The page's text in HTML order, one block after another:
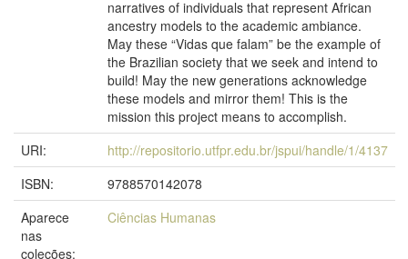
narratives of individuals that represent African
ancestry models to the academic ambiance.
May these “Vidas que falam” be the example of
the Brazilian society that we seek and intend to
build! May the new generations acknowledge
these models and mirror them! This is the
mission this project means to accomplish.
URI:
http://repositorio.utfpr.edu.br/jspui/handle/1/4137
ISBN:
9788570142078
Aparece
nas
coleções:
Ciências Humanas